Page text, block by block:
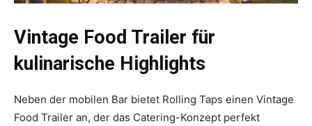
Vintage Food Trailer für
kulinarische Highlights
Neben der mobilen Bar bietet Rolling Taps einen Vintage
Food Trailer an, der das Catering-Konzept perfekt